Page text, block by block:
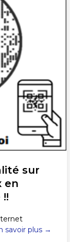
sur
en
savoir plus →